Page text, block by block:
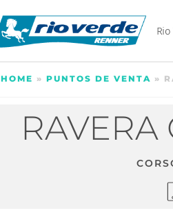
HOME » PUNTOS DE VENTA »
RAVERA